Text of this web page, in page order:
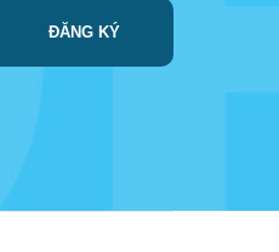
ĐĂNG KÝ